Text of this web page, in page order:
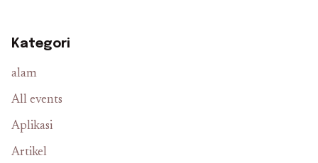
Kategori
alam
All events
Aplikasi
Artikel